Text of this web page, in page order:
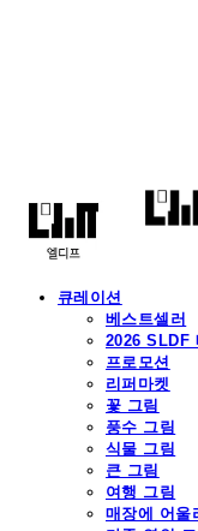
큐레이션
베스트셀러
2026 SLDF
프로모션
리퍼마켓
꽃 그림
풍수 그림
식물 그림
큰 그림
여행 그림
매장에 어울